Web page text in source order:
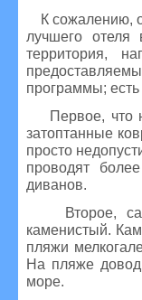
К сожалению,
лучшего отеля
территория,
программы;
Первое, что
затоптанные
просто
проводят
диванов.
Второе,
каменистый.
пляжи
На пляже
море.